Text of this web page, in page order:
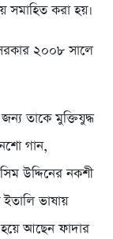
সমাহিত করা হয়।
২০০৮ সালে
তাকে মুক্তিযুদ্ধ
গান,
উদ্দিনের নকশী
ইতালি ভাষায়
আছেন ফাদার